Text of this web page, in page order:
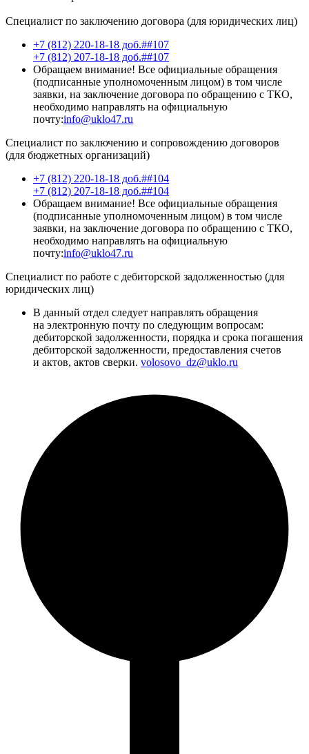
Специалист по заключению договора (для юридических лиц)
+7 (812) 220-18-18 доб.##107
+7 (812) 207-18-18 доб.##107
Обращаем внимание! Все официальные обращения
(подписанные уполномоченным лицом) в том числе
заявки, на заключение договора по обращению с ТКО,
необходимо направлять на официальную
почту:info@uklo47.ru
Специалист по заключению и сопровождению договоров
(для бюджетных организаций)
+7 (812) 220-18-18 доб.##104
+7 (812) 207-18-18 доб.##104
Обращаем внимание! Все официальные обращения
(подписанные уполномоченным лицом) в том числе
заявки, на заключение договора по обращению с ТКО,
необходимо направлять на официальную
почту:info@uklo47.ru
Специалист по работе с дебиторской задолженностью (для
юридических лиц)
В данный отдел следует направлять обращения
на электронную почту по следующим вопросам:
дебиторской задолженности, порядка и срока погашения
дебиторской задолженности, предоставления счетов
и актов, актов сверки. volosovo_dz@uklo.ru